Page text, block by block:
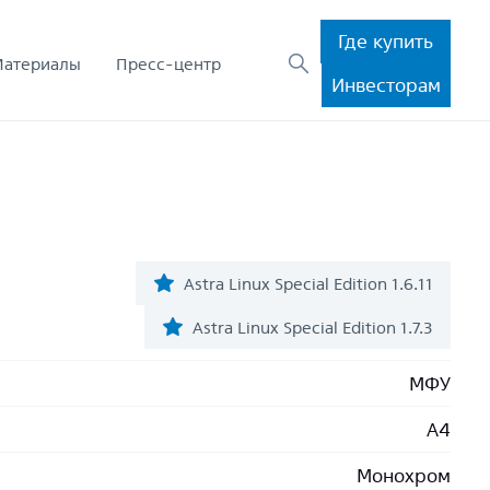
Пресс-центр
Где купить
Инвесторам
Astra Linux Special Edition 1.6.11
Astra Linux Special Edition 1.7.3
МФУ
A4
Монохром